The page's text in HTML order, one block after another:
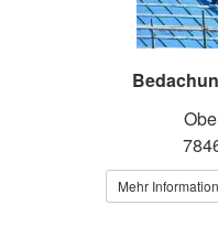
Mehr